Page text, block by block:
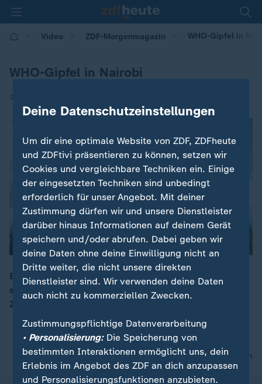
Video ZDF-Morgenmagazin WHO-Gipfel in
WHO-Gipfel in Nairobi
27.04.2026 | 05:30
00:15
Beim regionalen Weltgesundheitsgipfel in Nairobi
sollen die afrikanischen Gesundheitssysteme durch
Zusammenarbeit gefördert werden.
nach oben
Deine Datenschutzeinstellungen
Um dir eine optimale Website von ZDF, ZDFheute
und ZDFtivi präsentieren zu können, setzen wir
Cookies und vergleichbare Techniken ein. Einige
der eingesetzten Techniken sind unbedingt
erforderlich für unser Angebot. Mit deiner
Zustimmung dürfen wir und unsere Dienstleister
darüber hinaus Informationen auf deinem Gerät
speichern und/oder abrufen. Dabei geben wir
deine Daten ohne deine Einwilligung nicht an
Dritte weiter, die nicht unsere direkten
Dienstleister sind. Wir verwenden deine Daten
auch nicht zu kommerziellen Zwecken.
Zustimmungspflichtige Datenverarbeitung
• Personalisierung:Die Speicherung von
bestimmten Interaktionen ermöglicht uns, dein
Erlebnis im Angebot des ZDF an dich anzupassen
und Personalisierungsfunktionen anzubieten.